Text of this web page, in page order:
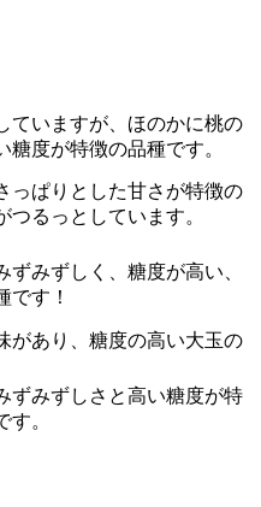
ていますが、ほのかに桃の
糖度が特徴の品種です。
っぱりとした甘さが特徴の
つるっとしています。
ずみずしく、糖度が高い、
です！
があり、糖度の高い大玉の
ずみずしさと高い糖度が特
す。